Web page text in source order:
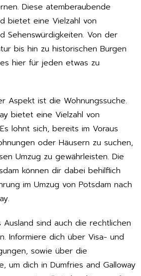
Diese atemberaubende
bietet eine Vielzahl von
Sehenswürdigkeiten. Von der
bis hin zu historischen Burgen
hier für jeden etwas zu
Aspekt ist die Wohnungssuche.
bietet eine Vielzahl von
lohnt sich, bereits im Voraus
oder Häusern zu suchen,
Umzug zu gewährleisten. Die
können dir dabei behilflich
im Umzug von Potsdam nach
Ausland sind auch die rechtlichen
Informiere dich über Visa- und
sowie über die
um dich in Dumfries and Galloway